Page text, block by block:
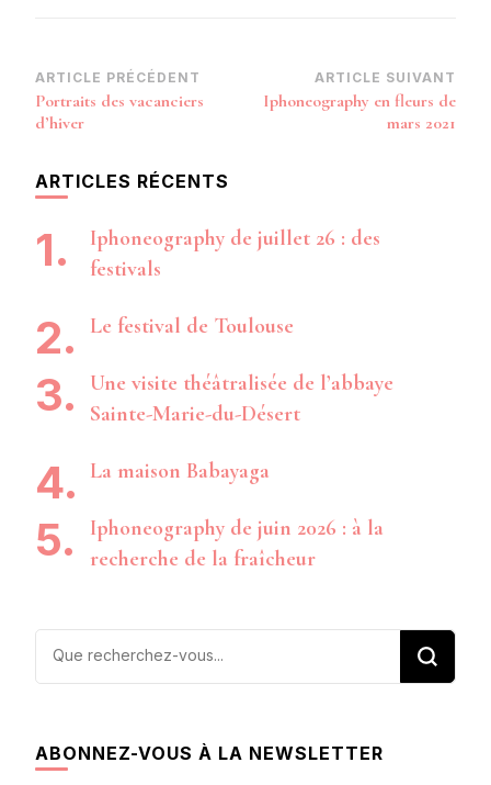
Navigation
d’article
ARTICLE PRÉCÉDENT
Portraits des vacanciers
d’hiver
ARTICLE SUIVANT
Iphoneography en fleurs de
mars 2021
ARTICLES RÉCENTS
Iphoneography de juillet 26 : des
festivals
Le festival de Toulouse
Une visite théâtralisée de l’abbaye
Sainte-Marie-du-Désert
La maison Babayaga
Iphoneography de juin 2026 : à la
recherche de la fraîcheur
Vous
recherchiez
ABONNEZ-VOUS À LA NEWSLETTER